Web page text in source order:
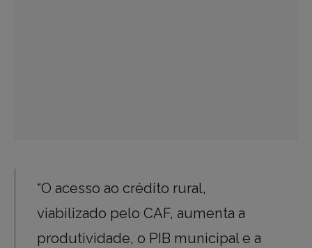
“O acesso ao crédito rural,
viabilizado pelo CAF, aumenta a
produtividade, o PIB municipal e a